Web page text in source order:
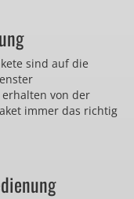
sind auf die
von der
immer das richtig